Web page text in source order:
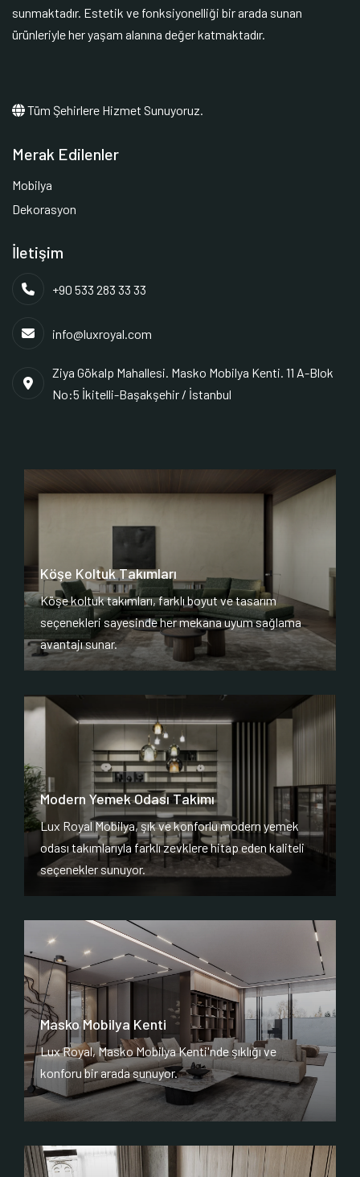
sunmaktadır. Estetik ve fonksiyonelliği bir arada sunan
ürünleriyle her yaşam alanına değer katmaktadır.
Tüm Şehirlere Hizmet Sunuyoruz.
Merak Edilenler
Mobilya
Dekorasyon
İletişim
+90 533 283 33 33
info@luxroyal.com
Ziya Gökalp Mahallesi. Masko Mobilya Kenti. 11 A-Blok
No:5 İkitelli-Başakşehir / İstanbul
Köşe Koltuk Takımları
Köşe koltuk takımları, farklı boyut ve tasarım
seçenekleri sayesinde her mekana uyum sağlama
avantajı sunar.
Modern Yemek Odası Takımı
Lux Royal Mobilya, şık ve konforlu modern yemek
odası takımlarıyla farklı zevklere hitap eden kaliteli
seçenekler sunuyor.
Masko Mobilya Kenti
Lux Royal, Masko Mobilya Kenti'nde şıklığı ve
konforu bir arada sunuyor.